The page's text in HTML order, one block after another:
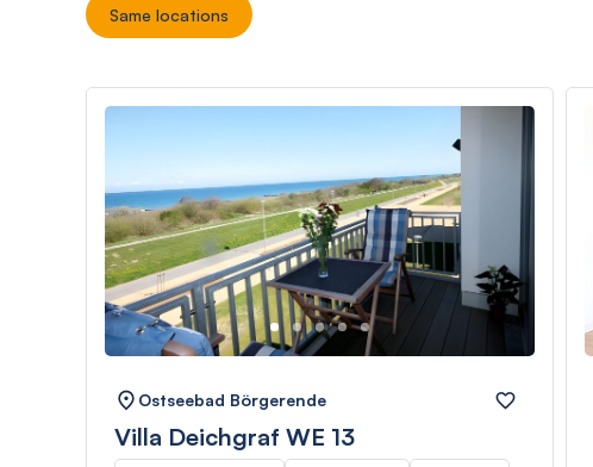
Same locations
Ostseebad Börgerende
Villa Deichgraf WE 13